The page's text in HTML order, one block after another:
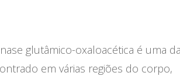
glutâmico-oxaloacética é uma
em várias regiões do corpo,